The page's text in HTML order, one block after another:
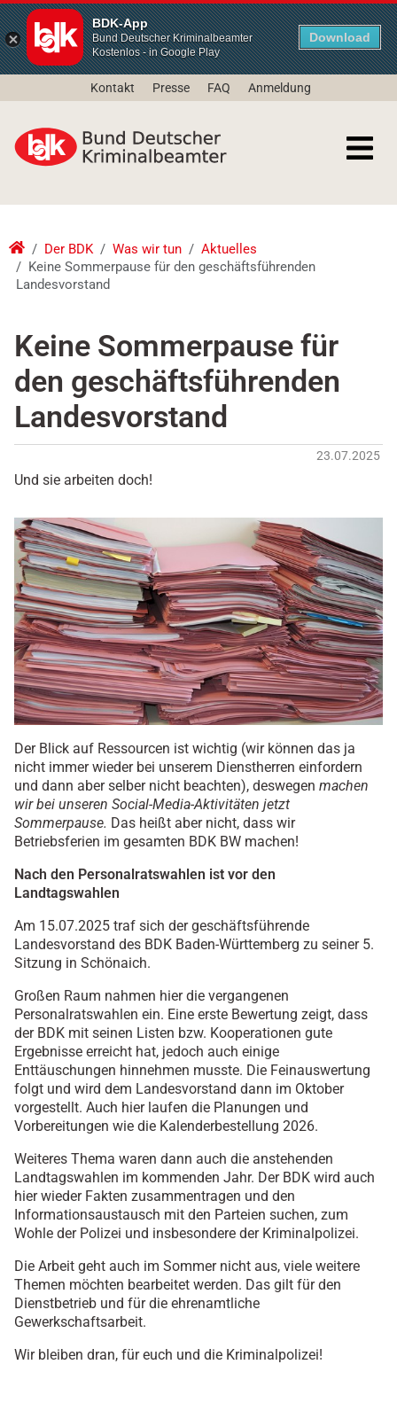
BDK-App
Bund Deutscher Kriminalbeamter
Kostenlos - in Google Play
Download
Kontakt Presse FAQ Anmeldung
Der BDK Was wir tun
Aktuelles
Keine Sommerpause für den geschäftsführenden
Landesvorstand
Keine Sommerpause für
den geschäftsführenden
Landesvorstand
23.07.2025
Und sie arbeiten doch!
Der Blick auf Ressourcen ist wichtig (wir können das ja
nicht immer wieder bei unserem Dienstherren einfordern
und dann aber selber nicht beachten), deswegen machen
wir bei unseren Social-Media-Aktivitäten jetzt
Sommerpause. Das heißt aber nicht, dass wir
Betriebsferien im gesamten BDK BW machen!
Nach den Personalratswahlen ist vor den
Landtagswahlen
Am 15.07.2025 traf sich der geschäftsführende
Landesvorstand des BDK Baden-Württemberg zu seiner 5.
Sitzung in Schönaich.
Großen Raum nahmen hier die vergangenen
Personalratswahlen ein. Eine erste Bewertung zeigt, dass
der BDK mit seinen Listen bzw. Kooperationen gute
Ergebnisse erreicht hat, jedoch auch einige
Enttäuschungen hinnehmen musste. Die Feinauswertung
folgt und wird dem Landesvorstand dann im Oktober
vorgestellt. Auch hier laufen die Planungen und
Vorbereitungen wie die Kalenderbestellung 2026.
Weiteres Thema waren dann auch die anstehenden
Landtagswahlen im kommenden Jahr. Der BDK wird auch
hier wieder Fakten zusammentragen und den
Informationsaustausch mit den Parteien suchen, zum
Wohle der Polizei und insbesondere der Kriminalpolizei.
Die Arbeit geht auch im Sommer nicht aus, viele weitere
Themen möchten bearbeitet werden. Das gilt für den
Dienstbetrieb und für die ehrenamtliche
Gewerkschaftsarbeit.
Wir bleiben dran, für euch und die Kriminalpolizei!